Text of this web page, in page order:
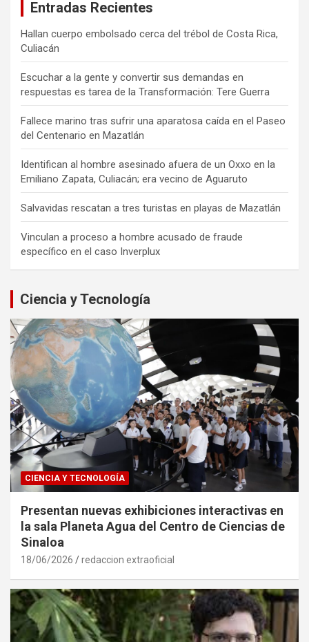
Entradas Recientes
Hallan cuerpo embolsado cerca del trébol de Costa Rica,
Culiacán
Escuchar a la gente y convertir sus demandas en
respuestas es tarea de la Transformación: Tere Guerra
Fallece marino tras sufrir una aparatosa caída en el Paseo
del Centenario en Mazatlán
Identifican al hombre asesinado afuera de un Oxxo en la
Emiliano Zapata, Culiacán; era vecino de Aguaruto
Salvavidas rescatan a tres turistas en playas de Mazatlán
Vinculan a proceso a hombre acusado de fraude
específico en el caso Inverplux
Ciencia y Tecnología
CIENCIA Y TECNOLOGÍA
Presentan nuevas exhibiciones interactivas en
la sala Planeta Agua del Centro de Ciencias de
Sinaloa
18/06/2026 redaccion extraoficial